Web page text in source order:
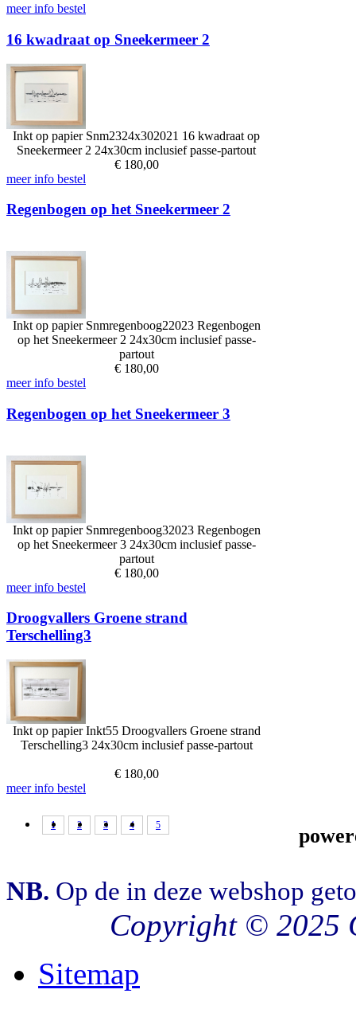
meer info bestel
16 kwadraat op Sneekermeer 2
Inkt op papier Snm2324x302021 16 kwadraat op
Sneekermeer 2 24x30cm inclusief passe-partout
€ 180,00
meer info bestel
Regenbogen op het Sneekermeer 2
Inkt op papier Snmregenboog22023 Regenbogen
op het Sneekermeer 2 24x30cm inclusief passe-
partout
€ 180,00
meer info bestel
Regenbogen op het Sneekermeer 3
Inkt op papier Snmregenboog32023 Regenbogen
op het Sneekermeer 3 24x30cm inclusief passe-
partout
€ 180,00
meer info bestel
Droogvallers Groene strand
Terschelling3
Inkt op papier Inkt55 Droogvallers Groene strand
Terschelling3 24x30cm inclusief passe-partout
€ 180,00
meer info bestel
1 2 3 4 5
NB. Op de in deze webshop
Copyright © 2025
Sitemap